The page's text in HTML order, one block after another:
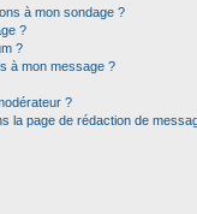
à mon sondage ?
?
?
à mon message ?
?
la page de rédaction de